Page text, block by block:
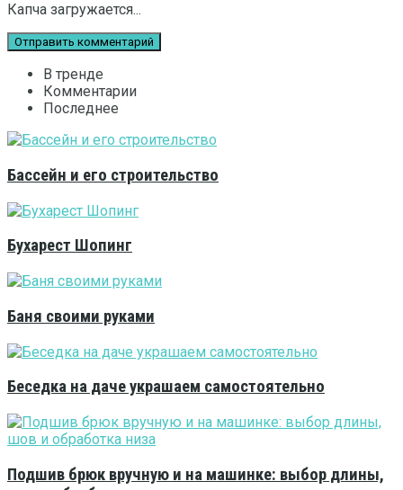
Капча загружается...
В тренде
Комментарии
Последнее
Бассейн и его строительство
Бухарест Шопинг
Баня своими руками
Беседка на даче украшаем самостоятельно
Подшив брюк вручную и на машинке: выбор длины,